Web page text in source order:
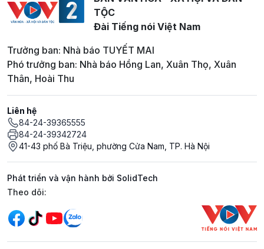
TỘC
Đài Tiếng nói Việt Nam
Trưởng ban: Nhà báo TUYẾT MAI
Phó trưởng ban: Nhà báo Hồng Lan, Xuân Thọ, Xuân
Thân, Hoài Thu
Liên hệ
84-24-39365555
84-24-39342724
41-43 phố Bà Triệu, phường Cửa Nam, TP. Hà Nội
Phát triển và vận hành bởi SolidTech
Mạng xã hội
Theo dõi: